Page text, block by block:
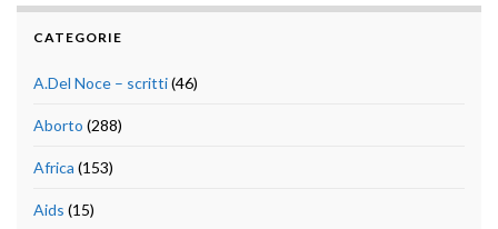
CATEGORIE
A.Del Noce – scritti(46)
Aborto (288)
Africa (153)
Aids (15)